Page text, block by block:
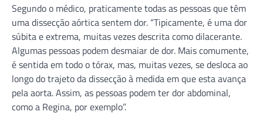
Segundo o médico, praticamente todas as pessoas que têm
uma dissecção aórtica sentem dor. “Tipicamente, é uma dor
súbita e extrema, muitas vezes descrita como dilacerante.
Algumas pessoas podem desmaiar de dor. Mais comumente,
é sentida em todo o tórax, mas, muitas vezes, se desloca ao
longo do trajeto da dissecção à medida em que esta avança
pela aorta. Assim, as pessoas podem ter dor abdominal,
como a Regina, por exemplo”.